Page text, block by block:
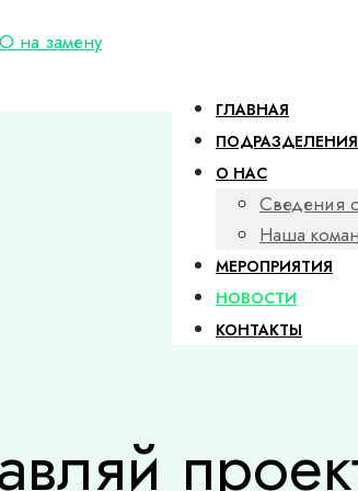
ГЛАВНАЯ
ПОДРАЗДЕЛЕНИЯ
О НАС
Сведения
Наша
МЕРОПРИЯТИЯ
НОВОСТИ
КОНТАКТЫ